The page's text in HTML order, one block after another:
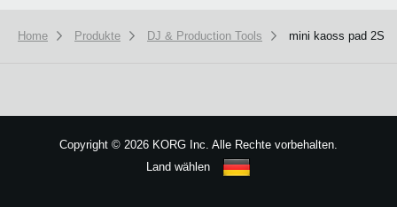
Home Produkte DJ & Production Tools mini kaoss pad 2S
Copyright © 2026 KORG Inc. Alle Rechte vorbehalten.
Land wählen
Got it